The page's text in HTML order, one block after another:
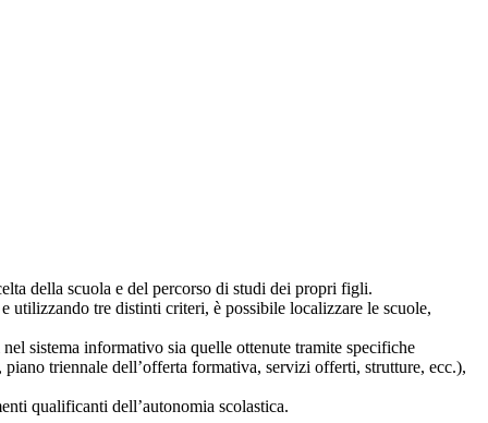
della scuola e del percorso di studi dei propri figli.
utilizzando tre distinti criteri, è possibile localizzare le scuole,
sistema informativo sia quelle ottenute tramite specifiche
triennale dell’offerta formativa, servizi offerti, strutture, ecc.),
qualificanti dell’autonomia scolastica.